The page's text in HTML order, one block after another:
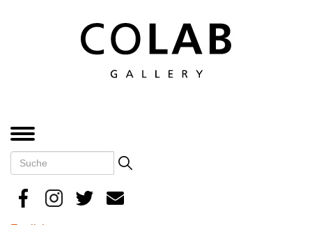
Search
Suche